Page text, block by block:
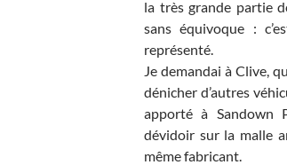
la très grande partie
sans équivoque :
représenté.
Je demandai à Clive,
dénicher d’autres
apporté à Sandown
dévidoir sur la malle
même fabricant.